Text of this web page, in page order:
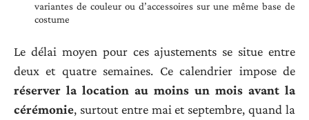
variantes de couleur ou d’accessoires sur une même base de
costume
Le délai moyen pour ces ajustements se situe entre
deux et quatre semaines. Ce calendrier impose de
réserver la location au moins un mois avant la
cérémonie, surtout entre mai et septembre, quand la